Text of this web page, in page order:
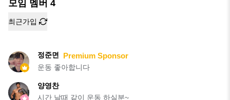
모임 멤버 4
최근가입
정준면 Premium Sponsor
운동 좋아합니다
양영찬
시간 날때 같이 운동 하실분~